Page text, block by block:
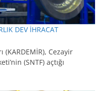
DEV İHRACAT
Cezayir
(SNTF) açtığı